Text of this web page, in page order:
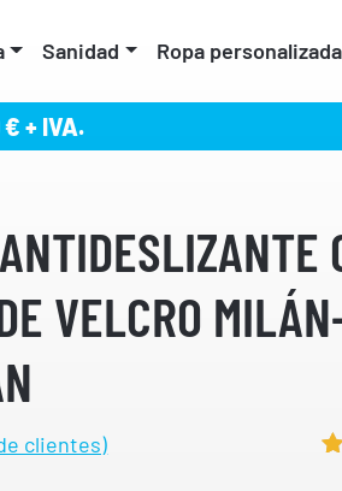
Sanidad Ropa personalizada
€ + IVA.
VELCRO
clientes)